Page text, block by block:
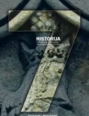
DODAJTE U KORPU